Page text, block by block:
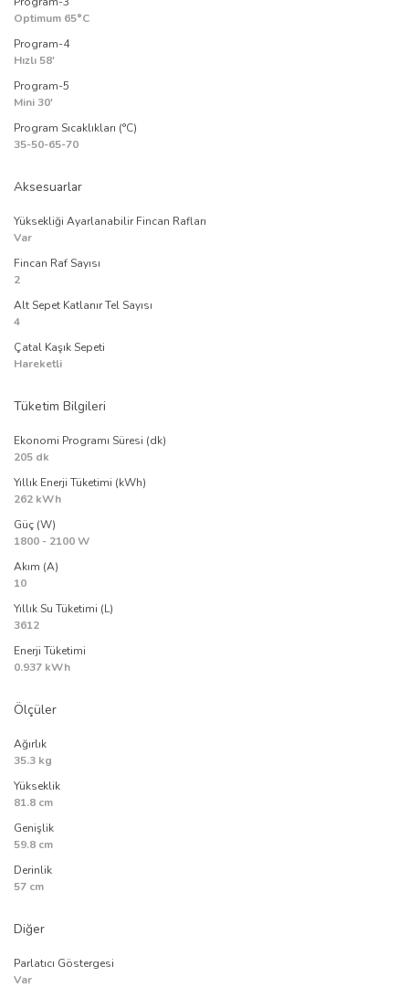
Optimum 65°C
Program-4
Hızlı 58'
Program-5
Mini 30'
Program Sıcaklıkları (°C)
35-50-65-70
Aksesuarlar
Yüksekliği Ayarlanabilir Fincan Rafları
Var
Fincan Raf Sayısı
2
Alt Sepet Katlanır Tel Sayısı
4
Çatal Kaşık Sepeti
Hareketli
Tüketim Bilgileri
Ekonomi Programı Süresi (dk)
205 dk
Yıllık Enerji Tüketimi (kWh)
262 kWh
Güç (W)
1800 - 2100 W
Akım (A)
10
Yıllık Su Tüketimi (L)
3612
Enerji Tüketimi
0.937 kWh
Ölçüler
Ağırlık
35.3 kg
Yükseklik
81.8 cm
Genişlik
59.8 cm
Derinlik
57 cm
Diğer
Parlatıcı Göstergesi
Var